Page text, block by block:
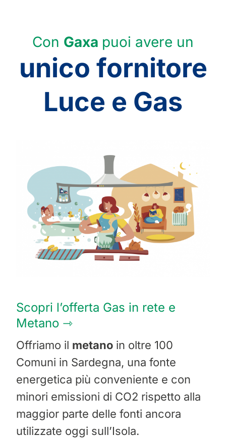
Con Gaxa puoi avere un
unico fornitore
Luce e Gas
Scopri l’offerta Gas in rete e
Metano ⇾
Offriamo il metano in oltre 100
Comuni in Sardegna, una fonte
energetica più conveniente e con
minori emissioni di CO2 rispetto alla
maggior parte delle fonti ancora
utilizzate oggi sull’Isola.